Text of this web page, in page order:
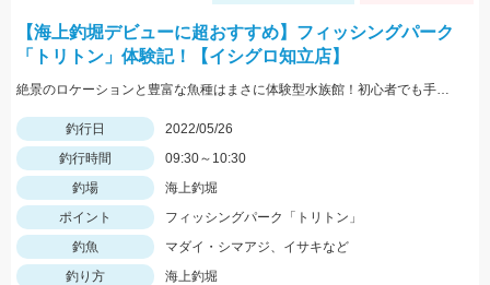
【海上釣堀デビューに超おすすめ】フィッシングパーク
「トリトン」体験記！【イシグロ知立店】
絶景のロケーションと豊富な魚種はまさに体験型水族館！初心者でも手軽に釣れますよ！
釣行日
2022/05/26
釣行時間
09:30～10:30
釣場
海上釣堀
ポイント
フィッシングパーク「トリトン」
釣魚
マダイ・シマアジ、イサキなど
釣り方
海上釣堀